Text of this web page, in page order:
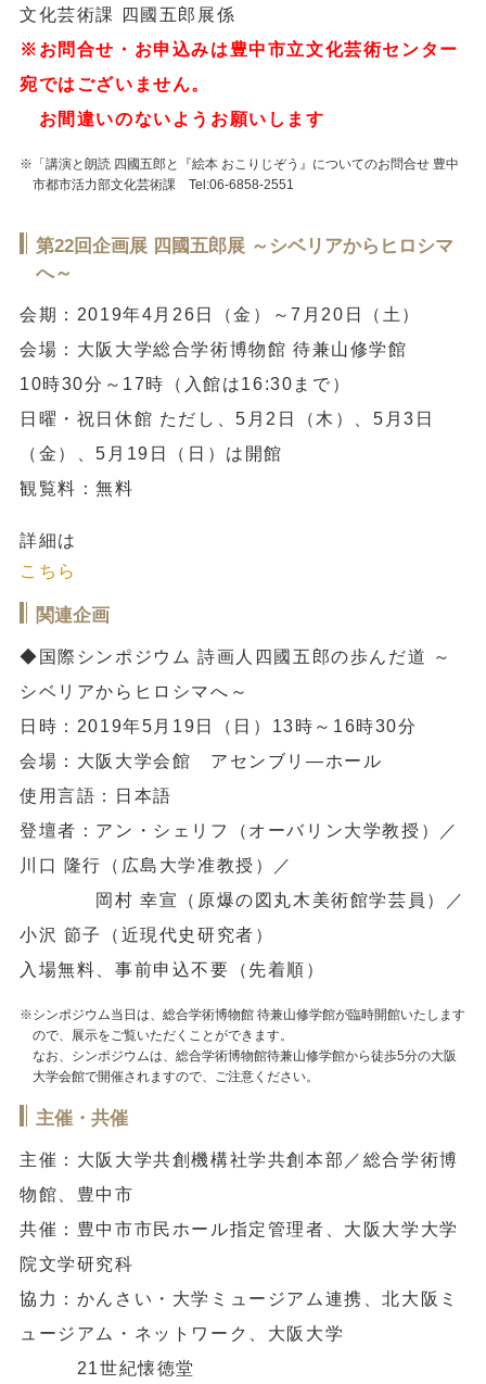
文化芸術課 四國五郎展係
※お問合せ・お申込みは豊中市立文化芸術センター
宛ではございません。
お間違いのないようお願いします
※「講演と朗読 四國五郎と『絵本 おこりじぞう』についてのお問合せ 豊中
市都市活力部文化芸術課 Tel:06-6858-2551
第22回企画展 四國五郎展 ～シベリアからヒロシマ
へ～
会期：2019年4月26日（金）～7月20日（土）
会場：大阪大学総合学術博物館 待兼山修学館
10時30分～17時（入館は16:30まで）
日曜・祝日休館 ただし、5月2日（木）、5月3日
（金）、5月19日（日）は開館
観覧料：無料
詳細は
こちら
関連企画
◆国際シンポジウム 詩画人四國五郎の歩んだ道 ～
シベリアからヒロシマへ～
日時：2019年5月19日（日）13時～16時30分
会場：大阪大学会館 アセンブリ―ホール
使用言語：日本語
登壇者：アン・シェリフ（オーバリン大学教授）／
川口 隆行（広島大学准教授）／
岡村 幸宣（原爆の図丸木美術館学芸員）／
小沢 節子（近現代史研究者）
入場無料、事前申込不要（先着順）
※シンポジウム当日は、総合学術博物館 待兼山修学館が臨時開館いたします
ので、展示をご覧いただくことができます。
なお、シンポジウムは、総合学術博物館待兼山修学館から徒歩5分の大阪
大学会館で開催されますので、ご注意ください。
主催・共催
主催：大阪大学共創機構社学共創本部／総合学術博
物館、豊中市
共催：豊中市市民ホール指定管理者、大阪大学大学
院文学研究科
協力：かんさい・大学ミュージアム連携、北大阪ミ
ュージアム・ネットワーク、大阪大学
21世紀懐徳堂